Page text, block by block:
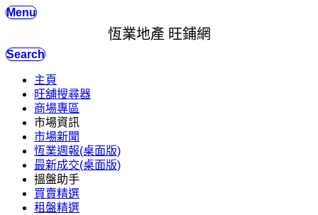
Menu
恆業地產 旺鋪網
Search
主頁
旺舖搜尋器
商場專區
市場資訊
市場新聞
恆業週報(桌面版)
最新成交(桌面版)
搵盤助手
買賣精選
租盤精選